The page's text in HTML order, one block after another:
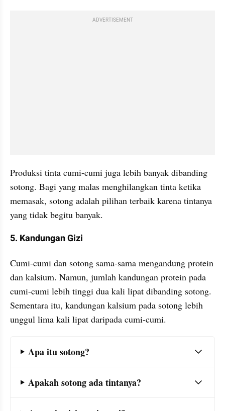
ADVERTISEMENT
Produksi tinta cumi-cumi juga lebih banyak dibanding
sotong. Bagi yang malas menghilangkan tinta ketika
memasak, sotong adalah pilihan terbaik karena tintanya
yang tidak begitu banyak.
5. Kandungan Gizi
Cumi-cumi dan sotong sama-sama mengandung protein
dan kalsium. Namun, jumlah kandungan protein pada
cumi-cumi lebih tinggi dua kali lipat dibanding sotong.
Sementara itu, kandungan kalsium pada sotong lebih
unggul lima kali lipat daripada cumi-cumi.
Apa itu sotong?
Apakah sotong ada tintanya?